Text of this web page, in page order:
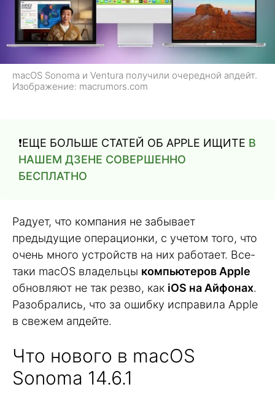
macOS Sonoma и Ventura получили очередной апдейт.
Изображение: macrumors.com
❗️ЕЩЕ БОЛЬШЕ СТАТЕЙ ОБ APPLE ИЩИТЕ В
НАШЕМ ДЗЕНЕ СОВЕРШЕННО
БЕСПЛАТНО
Радует, что компания не забывает
предыдущие операционки, с учетом того, что
очень много устройств на них работает. Все-
таки macOS владельцы компьютеров Apple
обновляют не так резво, как iOS на Айфонах.
Разобрались, что за ошибку исправила Apple
в свежем апдейте.
Что нового в macOS
Sonoma 14.6.1